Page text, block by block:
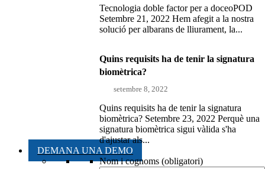
Tecnologia doble factor per a doceoPOD
Setembre 21, 2022 Hem afegit a la nostra
solució per albarans de lliurament, la...
Quins requisits ha de tenir la signatura
biomètrica?
setembre 8, 2022
Quins requisits ha de tenir la signatura
biomètrica? Setembre 23, 2022 Perquè una
signatura biomètrica sigui vàlida s'ha
d'ajustar als...
DEMANA UNA DEMO
Nom i cognoms (obligatori)